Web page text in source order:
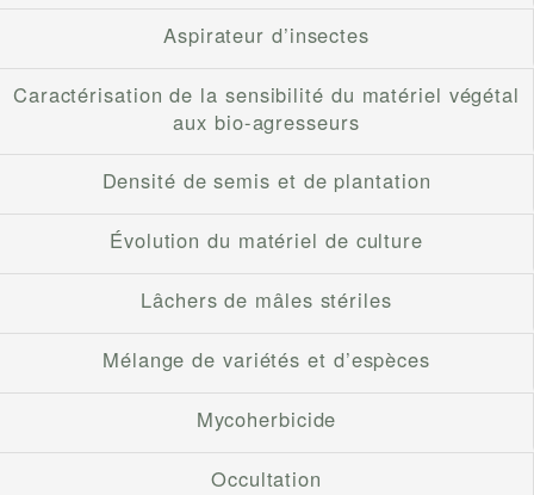
Aspirateur d’insectes
Caractérisation de la sensibilité du matériel végétal
aux bio-agresseurs
Densité de semis et de plantation
Évolution du matériel de culture
Lâchers de mâles stériles
Mélange de variétés et d’espèces
Mycoherbicide
Occultation